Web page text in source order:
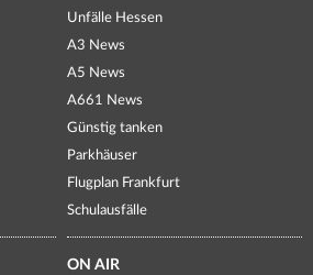
Unfälle Hessen
A3 News
A5 News
A661 News
Günstig tanken
Parkhäuser
Flugplan Frankfurt
Schulausfälle
ON AIR